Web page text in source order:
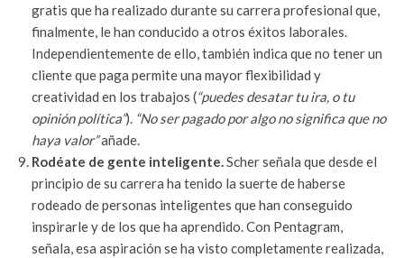
gratis que ha realizado durante su carrera profesional que,
finalmente, le han conducido a otros éxitos laborales.
Independientemente de ello, también indica que no tener un
cliente que paga permite una mayor flexibilidad y
creatividad en los trabajos (“puedes desatar tu ira, o tu
opinión política”). “No ser pagado por algo no significa que no
haya valor”añade.
Rodéate de gente inteligente.Scher señala que desde el
principio de su carrera ha tenido la suerte de haberse
rodeado de personas inteligentes que han conseguido
inspirarle y de los que ha aprendido. Con Pentagram,
señala, esa aspiración se ha visto completamente realizada,